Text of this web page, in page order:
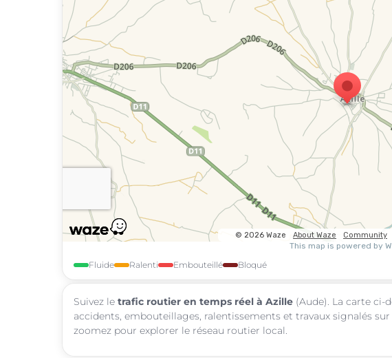
Fluide Ralenti Embouteillé Bloqué
Suivez le trafic routier en temps réel à Azille (Aude). La carte ci-
accidents, embouteillages, ralentissements et travaux signalés
zoomez pour explorer le réseau routier local.